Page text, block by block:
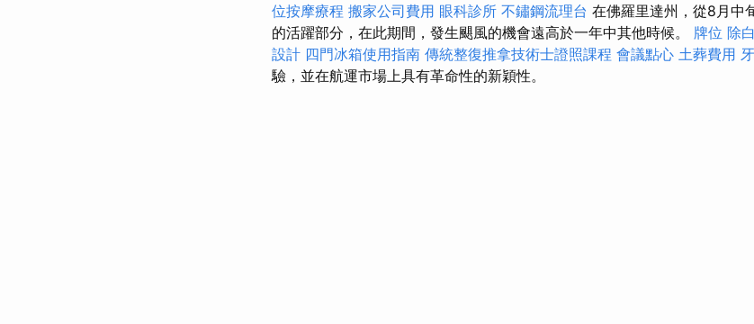
位按摩療程 搬家公司費用 眼科診所 不鏽鋼流理台 在佛羅里達州，從8月中
的活躍部分，在此期間，發生颶風的機會遠高於一年中其他時候。 牌位 除
設計 四門冰箱使用指南 傳統整復推拿技術士證照課程 會議點心 土葬費用
驗，並在航運市場上具有革命性的新穎性。